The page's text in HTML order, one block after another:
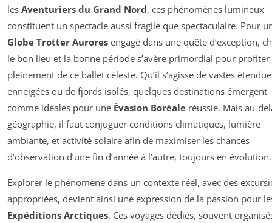
les Aventuriers du Grand Nord, ces phénomènes lumineux
constituent un spectacle aussi fragile que spectaculaire. Pour
Globe Trotter Aurores engagé dans une quête d’exception,
le bon lieu et la bonne période s’avère primordial pour profiter
pleinement de ce ballet céleste. Qu’il s’agisse de vastes
enneigées ou de fjords isolés, quelques destinations émergent
comme idéales pour une Évasion Boréale réussie. Mais au-
géographie, il faut conjuguer conditions climatiques, lumière
ambiante, et activité solaire afin de maximiser les chances
d’observation d’une fin d’année à l’autre, toujours en évolution.
Explorer le phénomène dans un contexte réel, avec des
appropriées, devient ainsi une expression de la passion pour
Expéditions Arctiques. Ces voyages dédiés, souvent